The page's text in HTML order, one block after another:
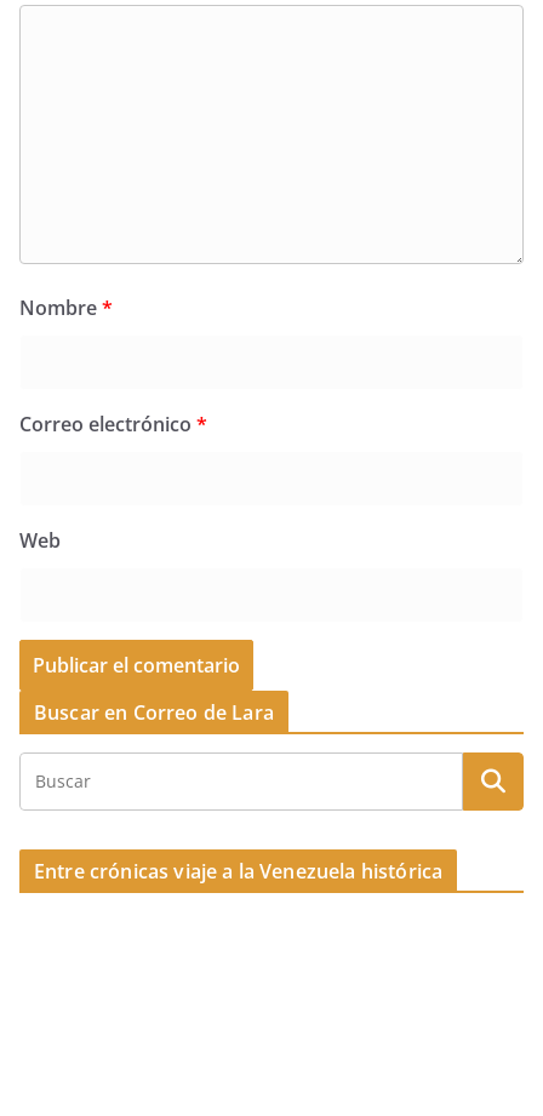
Nombre*
Correo electrónico *
Web
Buscar en Correo de Lara
Entre crónicas viaje a la Venezuela histórica